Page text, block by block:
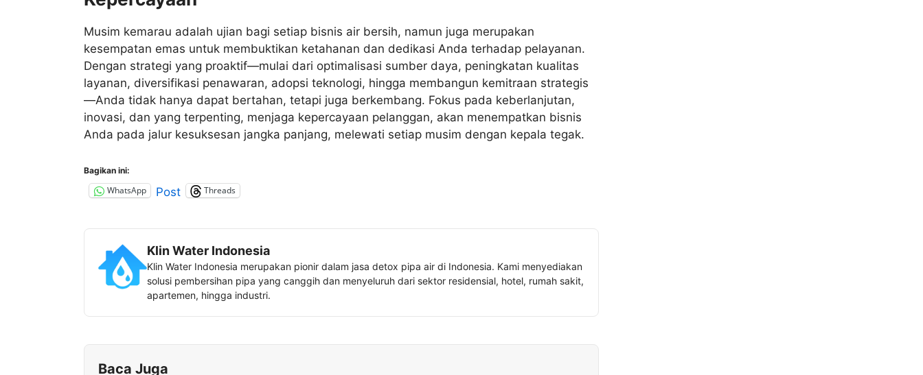
Musim kemarau adalah ujian bagi setiap bisnis air bersih, namun juga merupakan
kesempatan emas untuk membuktikan ketahanan dan dedikasi Anda terhadap pelayanan.
Dengan strategi yang proaktif—mulai dari optimalisasi sumber daya, peningkatan kualitas
layanan, diversifikasi penawaran, adopsi teknologi, hingga membangun kemitraan strategis
—Anda tidak hanya dapat bertahan, tetapi juga berkembang. Fokus pada keberlanjutan,
inovasi, dan yang terpenting, menjaga kepercayaan pelanggan, akan menempatkan bisnis
Anda pada jalur kesuksesan jangka panjang, melewati setiap musim dengan kepala tegak.
Bagikan ini:
WhatsApp Post Threads
Klin Water Indonesia
Klin Water Indonesia merupakan pionir dalam jasa detox pipa air di Indonesia. Kami menyediakan
solusi pembersihan pipa yang canggih dan menyeluruh dari sektor residensial, hotel, rumah sakit,
apartemen, hingga industri.
Baca Juga